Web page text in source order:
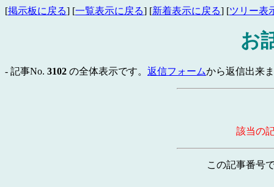
[掲示板に戻る] [一覧表示に戻る] [新着表示に戻る] [ツリー表
お
- 記事No. 3102 の全体表示です。 返信フォームから返信出来
該当の
この記事番号